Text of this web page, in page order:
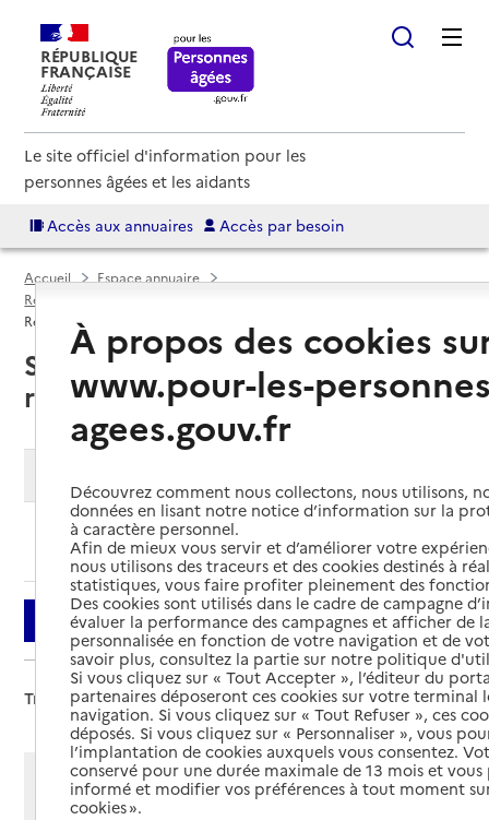
RÉPUBLIQUE
FRANÇAISE
Le site officiel d'information pour les
personnes âgées et les aidants
Accès aux annuaires Accès par besoin
Accueil
Espace annuaire
Résidences autonomie par département
Résidence autonomie
Saint-Pois (50670) : liste des
résidences autonomie
Ajouter cette recherche aux favoris
Filtrer
Trier par :
Afficher les résultats par:
Mode liste
À propos des cookies
www.pour-les-
agees.gouv.fr
Découvrez comment nous collectons, nous utilisons,
données en lisant notre notice d’information sur la
à caractère personnel.
Afin de mieux vous servir et d’améliorer votre
nous utilisons des traceurs et des cookies destinés à
statistiques, vous faire profiter pleinement des
Des cookies sont utilisés dans le cadre de campagne
évaluer la performance des campagnes et afficher de
personnalisée en fonction de votre navigation et de
savoir plus, consultez la partie sur notre politique
Si vous cliquez sur « Tout Accepter », l’éditeur du
partenaires déposeront ces cookies sur votre terminal
navigation. Si vous cliquez sur « Tout Refuser », ces
déposés. Si vous cliquez sur « Personnaliser », vous
l’implantation de cookies auxquels vous consentez.
conservé pour une durée maximale de 13 mois et
informé et modifier vos préférences à tout moment
cookies ».